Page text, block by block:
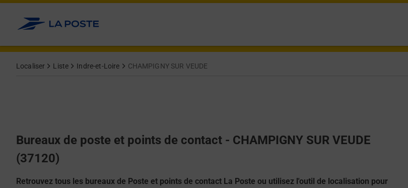
Allez au contenu
Localiser Liste Indre-et-Loire CHAMPIGNY SUR VEUDE
Bureaux de poste et points de contact - CHAMPIGNY SUR VEUDE
(37120)
Retrouvez tous les bureaux de Poste et points de contact La Poste ou utilisez l'outil de localisation pour
Afficher ou masquer la réponse
Afficher ou masquer la réponse
Afficher ou masquer la réponse
Afficher ou masquer la réponse
Afficher ou masquer la réponse